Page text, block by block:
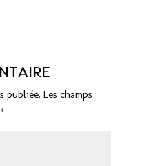
publiée. Les champs
*